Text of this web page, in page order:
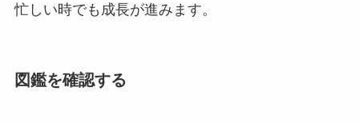
忙しい時でも成長が進みます。
図鑑を確認する